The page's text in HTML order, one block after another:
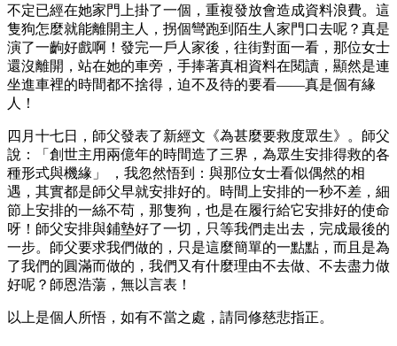
不定已經在她家門上掛了一個，重複發放會造成資料浪費。這
隻狗怎麼就能離開主人，拐個彎跑到陌生人家門口去呢？真是
演了一齣好戲啊！發完一戶人家後，往街對面一看，那位女士
還沒離開，站在她的車旁，手捧著真相資料在閱讀，顯然是連
坐進車裡的時間都不捨得，迫不及待的要看——真是個有緣
人！
四月十七日，師父發表了新經文《為甚麼要救度眾生》。師父
說：「創世主用兩億年的時間造了三界，為眾生安排得救的各
種形式與機緣」 ，我忽然悟到：與那位女士看似偶然的相
遇，其實都是師父早就安排好的。時間上安排的一秒不差，細
節上安排的一絲不苟，那隻狗，也是在履行給它安排好的使命
呀！師父安排與鋪墊好了一切，只等我們走出去，完成最後的
一步。師父要求我們做的，只是這麼簡單的一點點，而且是為
了我們的圓滿而做的，我們又有什麼理由不去做、不去盡力做
好呢？師恩浩蕩，無以言表！
以上是個人所悟，如有不當之處，請同修慈悲指正。